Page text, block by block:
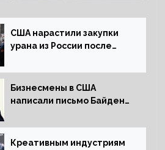
США нарастили закупки
урана из России после
него
Бизнесмены в США
написали письмо Байдену
выборов
Креативным индустриям